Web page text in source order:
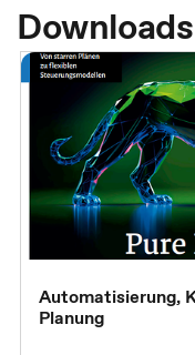
Downloads
Automatisierung,
Planung